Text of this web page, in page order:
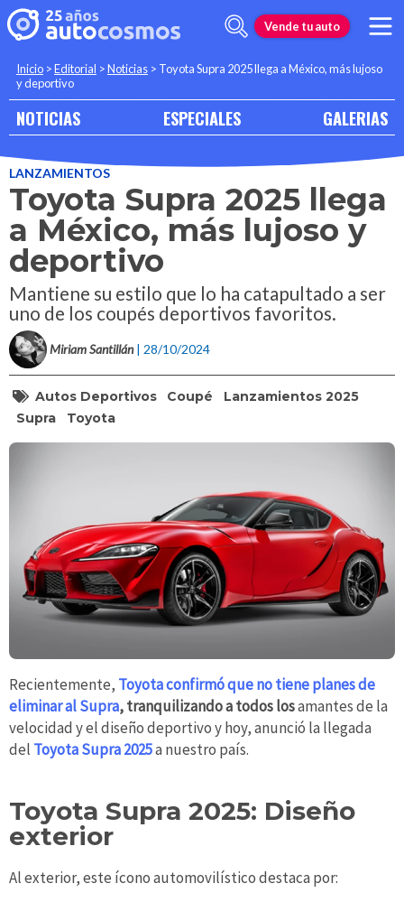
Vende tu auto
Inicio >Editorial >Noticias > Toyota Supra 2025 llega a México, más lujoso
y deportivo
NOTICIAS ESPECIALES GALERIAS
LANZAMIENTOS
Toyota Supra 2025 llega
a México, más lujoso y
deportivo
Mantiene su estilo que lo ha catapultado a ser
uno de los coupés deportivos favoritos.
Miriam Santillán | 28/10/2024
Autos Deportivos Coupé
Lanzamientos 2025
Supra
Toyota
Recientemente, Toyota confirmó que no tiene planes de
eliminar al Supra, tranquilizando a todos losamantes de la
velocidad y el diseño deportivo y hoy, anunció la llegada
del Toyota Supra 2025a nuestro país.
Toyota Supra 2025: Diseño
exterior
Al exterior, este ícono automovilístico destaca por: